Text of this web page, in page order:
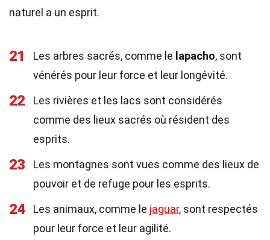
naturel a un esprit.
21 Les arbres sacrés, comme le lapacho, sont
vénérés pour leur force et leur longévité.
22
Les rivières et les lacs sont considérés
comme des lieux sacrés où résident des
esprits.
23
Les montagnes sont vues comme des lieux de
pouvoir et de refuge pour les esprits.
24 Les animaux, comme le jaguar, sont respectés
pour leur force et leur agilité.